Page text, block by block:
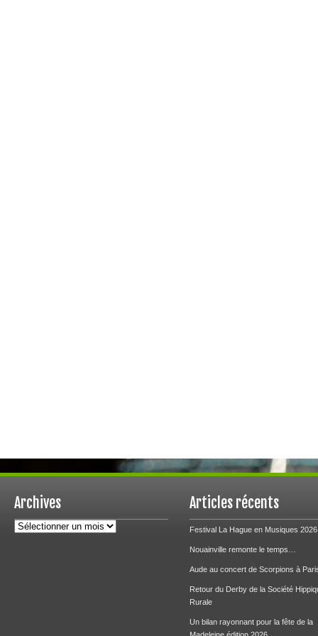
Archives
Archives
Articles récents
Festival La Hague en Musiques 2026
Nouainville remonte le temps…
Aude au concert de Scorpions à
Retour du Derby de la Société
Rurale
Un bilan rayonnant pour la fête de la